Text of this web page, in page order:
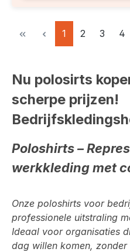
Pagina
1 Pagina
2 Pagina
3 4
Nu polosirts
scherpe prijzen!
Poloshirts –
werkkleding met
Onze poloshirts voor
professionele uitstraling
Ideaal voor organisaties
dag willen komen, zonder